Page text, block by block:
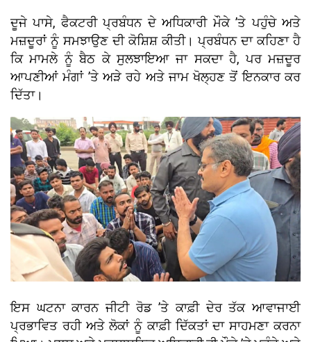
ਦੂਜੇ ਪਾਸੇ, ਫੈਕਟਰੀ ਪ੍ਰਬੰਧਨ ਦੇ ਅਧਿਕਾਰੀ ਮੌਕੇ ’ਤੇ ਪਹੁੰਚੇ ਅਤੇ
ਮਜ਼ਦੂਰਾਂ ਨੂੰ ਸਮਝਾਉਣ ਦੀ ਕੋਸ਼ਿਸ਼ ਕੀਤੀ। ਪ੍ਰਬੰਧਨ ਦਾ ਕਹਿਣਾ ਹੈ
ਕਿ ਮਾਮਲੇ ਨੂੰ ਬੈਠ ਕੇ ਸੁਲਝਾਇਆ ਜਾ ਸਕਦਾ ਹੈ, ਪਰ ਮਜ਼ਦੂਰ
ਆਪਣੀਆਂ ਮੰਗਾਂ ’ਤੇ ਅੜੇ ਰਹੇ ਅਤੇ ਜਾਮ ਖੋਲ੍ਹਣ ਤੋਂ ਇਨਕਾਰ ਕਰ
ਦਿੱਤਾ।
ਇਸ ਘਟਨਾ ਕਾਰਨ ਜੀਟੀ ਰੋਡ ’ਤੇ ਕਾਫ਼ੀ ਦੇਰ ਤੱਕ ਆਵਾਜਾਈ
ਪ੍ਰਭਾਵਿਤ ਰਹੀ ਅਤੇ ਲੋਕਾਂ ਨੂੰ ਕਾਫ਼ੀ ਦਿੱਕਤਾਂ ਦਾ ਸਾਹਮਣਾ ਕਰਨਾ